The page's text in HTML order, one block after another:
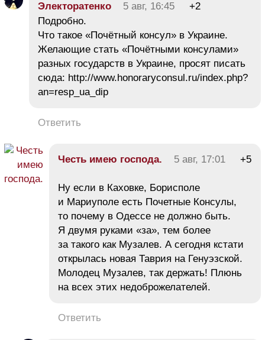
Электоратенко 5 авг, 16:45
+2
Подробно.
Что такое «Почётный консул» в Украине.
Желающие стать «Почётными консулами»
разных государств в Украине, просят писать
сюда: http://www.honoraryconsul.ru/index.php?
an=resp_ua_dip
Ответить
Честь имею господа. 5 авг, 17:01 +5
Ну если в Каховке, Борисполе
и Мариуполе есть Почетные Консулы,
то почему в Одессе не должно быть.
Я двумя руками «за», тем более
за такого как Музалев. А сегодня кстати
открылась новая Таврия на Генуэзской.
Молодец Музалев, так держать! Плюнь
на всех этих недоброжелателей.
Ответить